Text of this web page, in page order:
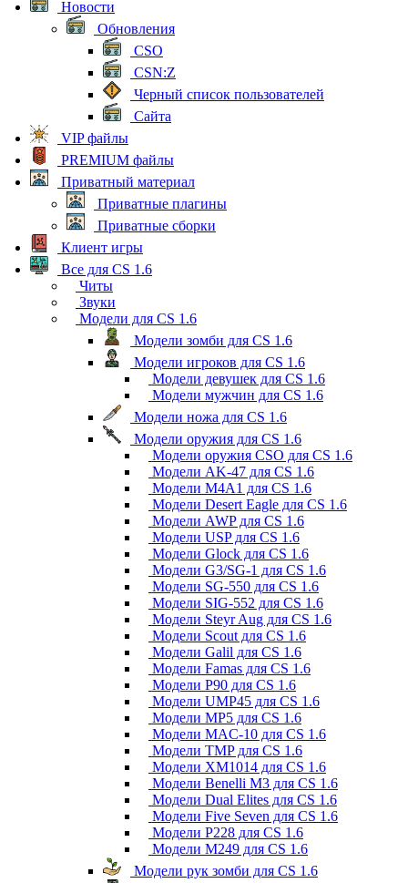
Новости
Обновления
CSO
CSN:Z
Черный список пользователей
Сайта
VIP файлы
PREMIUM файлы
Приватный материал
Приватные плагины
Приватные сборки
Клиент игры
Все для CS 1.6
Читы
Звуки
Модели для CS 1.6
Модели зомби для CS 1.6
Модели игроков для CS 1.6
Модели девушек для CS 1.6
Модели мужчин для CS 1.6
Модели ножа для CS 1.6
Модели оружия для CS 1.6
Модели оружия CSO для CS 1.6
Модели AK-47 для CS 1.6
Модели M4A1 для CS 1.6
Модели Desert Eagle для CS 1.6
Модели AWP для CS 1.6
Модели USP для CS 1.6
Модели Glock для CS 1.6
Модели G3/SG-1 для CS 1.6
Модели SG-550 для CS 1.6
Модели SIG-552 для CS 1.6
Модели Steyr Aug для CS 1.6
Модели Scout для CS 1.6
Модели Galil для CS 1.6
Модели Famas для CS 1.6
Модели P90 для CS 1.6
Модели UMP45 для CS 1.6
Модели MP5 для CS 1.6
Модели MAC-10 для CS 1.6
Модели TMP для CS 1.6
Модели XM1014 для CS 1.6
Модели Benelli M3 для CS 1.6
Модели Dual Elites для CS 1.6
Модели Five Seven для CS 1.6
Модели P228 для CS 1.6
Модели M249 для CS 1.6
Модели рук зомби для CS 1.6